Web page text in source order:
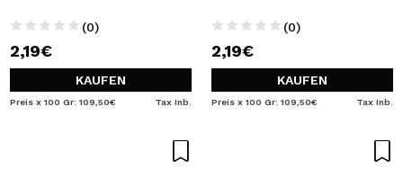
(0)
2,19€
KAUFEN
Preis x 100 Gr: 109,50€ Tax Inb.
(0)
2,19€
KAUFEN
Preis x 100 Gr: 109,50€ Tax Inb.